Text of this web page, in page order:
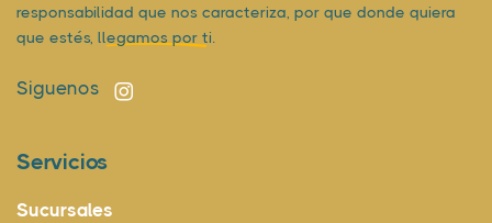
responsabilidad que nos caracteriza, por que donde quiera
que estés, llegamos por ti.
Siguenos
Servicios
Sucursales